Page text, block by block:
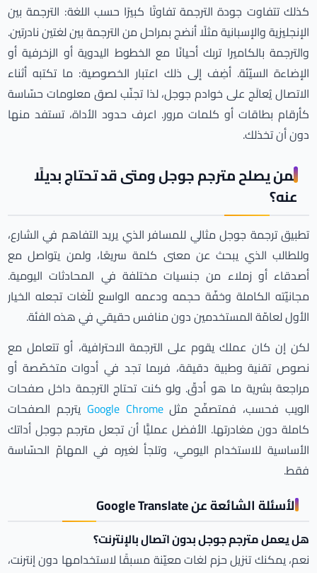
كذلك تتفاوت جودة الترجمة تفاوتًا كبيرًا حسب اللغة: الترجمة بين
الإنجليزية والإسبانية مثلًا أنضج بمراحل من الترجمة بين لغتين نادرتين.
والترجمة بالكاميرا تربك أحيانًا مع الخطوط اليدوية أو الزخرفية أو
الإضاءة السيّئة. أضِف إلى ذلك اعتبار الخصوصية: ما تكتبه أثناء
الاتصال يُعالَج على خوادم جوجل، لذا تجنّب لصق معلومات حسّاسة
كأرقام بطاقات أو كلمات مرور. اعرف حدود الأداة، تستفد منها
دون أن تخذلك.
لمن يصلح مترجم جوجل ومتى قد تحتاج بديلًا
عنه؟
تطبيق ترجمة جوجل مثالي للمسافر الذي يريد التفاهم في الشارع،
وللطالب الذي يبحث عن معنى كلمة سريعًا، ولمن يتواصل مع
أصدقاء أو زملاء من جنسيات مختلفة في المحادثات اليومية.
مجانيّته الكاملة وخفّة حجمه ودعمه الواسع للّغات تجعله الخيار
الأول لعامّة المستخدمين دون منافس حقيقي في هذه الفئة.
لكن إن كان عملك يقوم على الترجمة الاحترافية، أو تتعامل مع
نصوص تقنية وطبية دقيقة، فربما تجد في أدوات متخصّصة أو
مراجعة بشرية ما هو أدقّ. ولو كنت تحتاج الترجمة داخل صفحات
الويب فحسب، فمتصفّح مثلGoogle Chrome يترجم الصفحات
كاملة دون مغادرتها. الأفضل عمليًّا أن تجعل مترجم جوجل أداتك
الأساسية للاستخدام اليومي، وتلجأ لغيره في المهامّ الحسّاسة
فقط.
الأسئلة الشائعة عن Google Translate
هل يعمل مترجم جوجل بدون اتصال بالإنترنت؟
نعم، يمكنك تنزيل حزم لغات معيّنة مسبقًا لاستخدامها دون إنترنت،